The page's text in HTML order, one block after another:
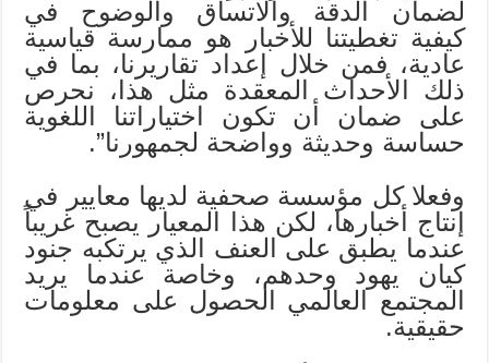
لضمان الدقة والاتساق والوضوح في
كيفية تغطيتنا للأخبار هو ممارسة قياسية
عادية، فمن خلال إعداد تقاريرنا، بما في
ذلك الأحداث المعقدة مثل هذا، نحرص
على ضمان أن تكون اختياراتنا اللغوية
حساسة وحديثة وواضحة لجمهورنا”.
وفعلا كل مؤسسة صحفية لديها معايير في
إنتاج أخبارها، لكن هذا المعيار يصبح غريباً
عندما يطبق على العنف الذي يرتكبه جنود
كيان يهود وحدهم، وخاصة عندما يريد
المجتمع العالمي الحصول على معلومات
حقيقية.